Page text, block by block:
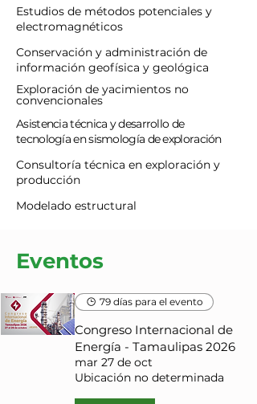
Estudios de métodos potenciales y
electromagnéticos
Conservación y administración de
información geofísica y geológica
Exploración de yacimientos no
convencionales
Asistencia técnica y desarrollo de
tecnología en sismología de exploración
Consultoría técnica en exploración y
producción
Modelado estructural
Eventos
79 días para el evento
Congreso Internacional de
Energía - Tamaulipas 2026
mar 27 de oct
Ubicación no determinada